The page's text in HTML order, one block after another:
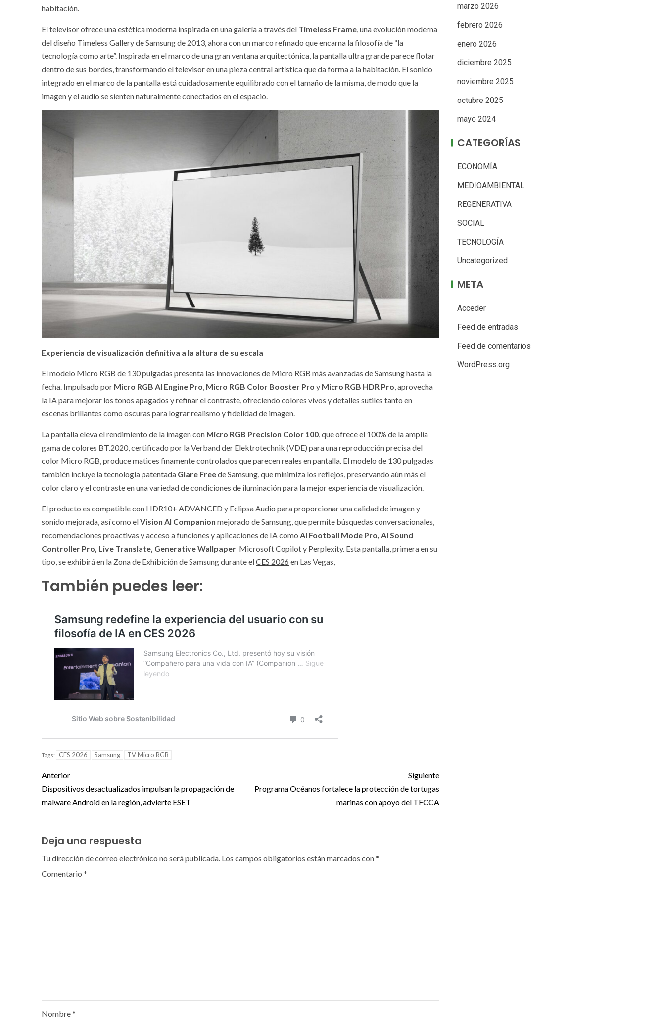
habitación.
El televisor ofrece una estética moderna inspirada en una galería a través del Timeless Frame, una evolución moderna
del diseño Timeless Gallery de Samsung de 2013, ahora con un marco refinado que encarna la filosofía de “la
tecnología como arte”. Inspirada en el marco de una gran ventana arquitectónica, la pantalla ultra grande parece flotar
dentro de sus bordes, transformando el televisor en una pieza central artística que da forma a la habitación. El sonido
integrado en el marco de la pantalla está cuidadosamente equilibrado con el tamaño de la misma, de modo que la
imagen y el audio se sienten naturalmente conectados en el espacio.
Experiencia de visualización definitiva a la altura de su escala
El modelo Micro RGB de 130 pulgadas presenta las innovaciones de Micro RGB más avanzadas de Samsung hasta la
fecha. Impulsado por Micro RGB AI Engine Pro, Micro RGB Color Booster Pro y Micro RGB HDR Pro, aprovecha
la IA para mejorar los tonos apagados y refinar el contraste, ofreciendo colores vivos y detalles sutiles tanto en
escenas brillantes como oscuras para lograr realismo y fidelidad de imagen.
La pantalla eleva el rendimiento de la imagen con Micro RGB Precision Color 100, que ofrece el 100% de la amplia
gama de colores BT.2020, certificado por la Verband der Elektrotechnik (VDE) para una reproducción precisa del
color Micro RGB, produce matices finamente controlados que parecen reales en pantalla. El modelo de 130 pulgadas
también incluye la tecnología patentada Glare Freede Samsung, que minimiza los reflejos, preservando aún más el
color claro y el contraste en una variedad de condiciones de iluminación para la mejor experiencia de visualización.
El producto es compatible con HDR10+ ADVANCED y Eclipsa Audio para proporcionar una calidad de imagen y
sonido mejorada, así como elVision AI Companion mejorado de Samsung, que permite búsquedas conversacionales,
recomendaciones proactivas y acceso a funciones y aplicaciones de IA como AI Football Mode Pro, AI Sound
Controller Pro, Live Translate, Generative Wallpaper, Microsoft Copilot y Perplexity. Esta pantalla, primera en su
tipo, se exhibirá en la Zona de Exhibición de Samsung durante elCES 2026 en Las Vegas,
También puedes leer:
Tags: CES 2026 Samsung TV Micro RGB
Anterior
Dispositivos desactualizados impulsan la propagación de
malware Android en la región, advierte ESET
Siguiente
Programa Océanos fortalece la protección de tortugas
marinas con apoyo del TFCCA
Deja una respuesta
Tu dirección de correo electrónico no será publicada. Los campos obligatorios están marcados con*
Comentario *
Nombre*
marzo 2026
febrero 2026
enero 2026
diciembre 2025
noviembre 2025
octubre 2025
mayo 2024
CATEGORÍAS
ECONOMÍA
MEDIOAMBIENTAL
REGENERATIVA
SOCIAL
TECNOLOGÍA
Uncategorized
META
Acceder
Feed de entradas
Feed de comentarios
WordPress.org